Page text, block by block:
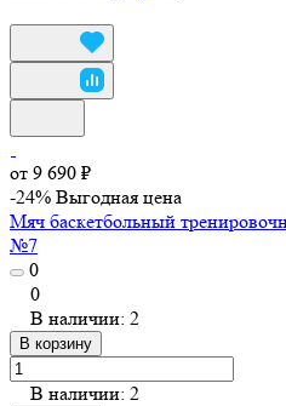
от 9 690 ₽
-24% Выгодная цена
Мяч баскетбольный
№7
0
0
В наличии: 2
В корзину
В наличии: 2